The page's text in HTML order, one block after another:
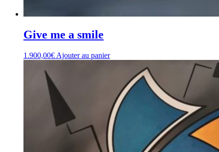
Give me a smile
1.900,00€ Ajouter au panier